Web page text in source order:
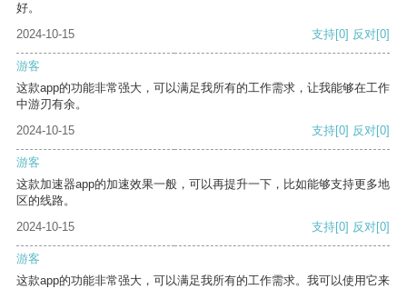
好。
2024-10-15
支持[0] 反对[0]
游客
这款app的功能非常强大，可以满足我所有的工作需求，让我能够在工作
中游刃有余。
2024-10-15
支持[0] 反对[0]
游客
这款加速器app的加速效果一般，可以再提升一下，比如能够支持更多地
区的线路。
2024-10-15
支持[0] 反对[0]
游客
这款app的功能非常强大，可以满足我所有的工作需求。我可以使用它来